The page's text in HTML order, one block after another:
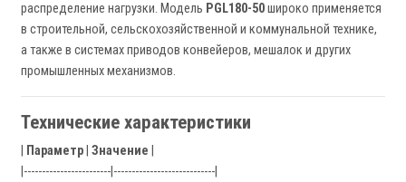
распределение нагрузки. Модель PGL180-50широко применяется
в строительной, сельскохозяйственной и коммунальной технике,
а также в системах приводов конвейеров, мешалок и других
промышленных механизмов.
Технические характеристики
Параметр Значение
|------------------------|----------------------------|